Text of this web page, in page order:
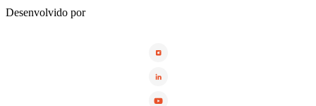
Desenvolvido por